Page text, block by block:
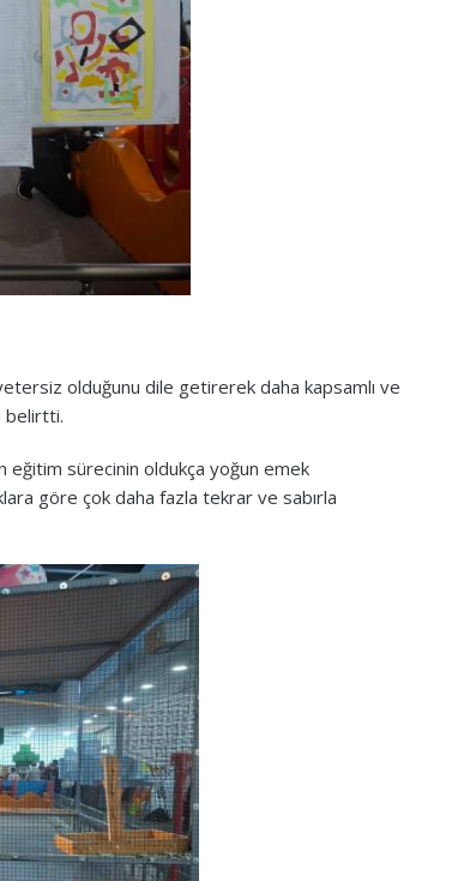
olduğunu dile getirerek daha kapsamlı ve
belirtti.
eğitim sürecinin oldukça yoğun emek
göre çok daha fazla tekrar ve sabırla